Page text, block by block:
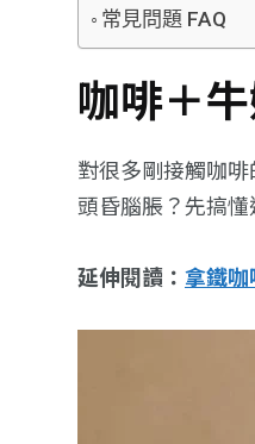
常見問題 FAQ
咖啡＋
對很多剛接觸咖
頭昏腦脹？先搞
延伸閱讀： 拿鐵